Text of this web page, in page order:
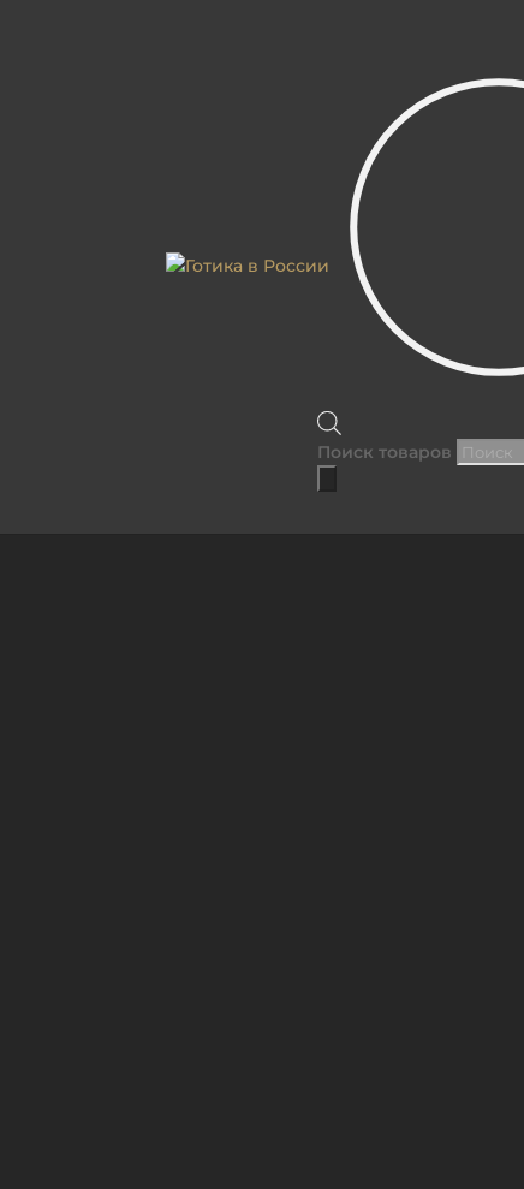
Поиск товаров
: МЕТА ДАННЫЕ